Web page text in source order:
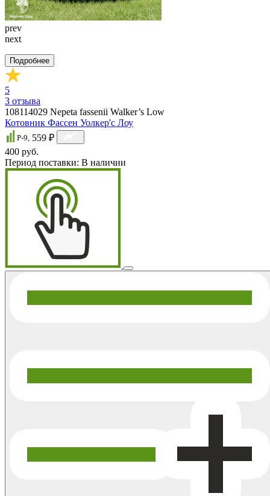
prev
next
Подробнее
5
3 отзыва
108114029 Nepeta fassenii Walker’s Low
Котовник Фассен Уолкер'c Лоу
P-9, 559 ₽
400 руб.
Период поставки: В наличии